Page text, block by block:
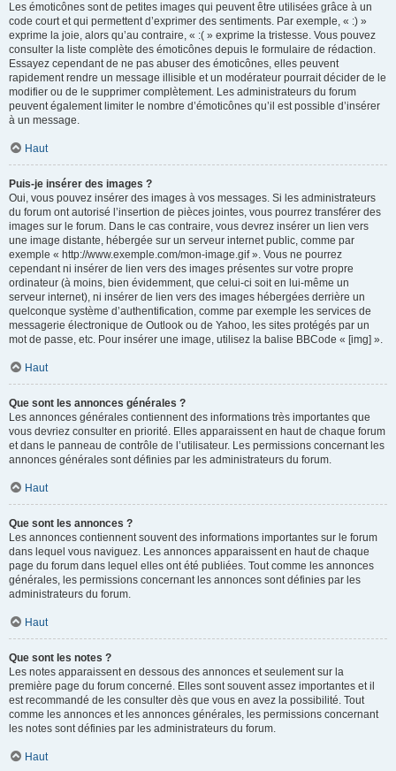
Les émoticônes sont de petites images qui peuvent être utilisées grâce à un
code court et qui permettent d’exprimer des sentiments. Par exemple, « :) »
exprime la joie, alors qu’au contraire, « :( » exprime la tristesse. Vous pouvez
consulter la liste complète des émoticônes depuis le formulaire de rédaction.
Essayez cependant de ne pas abuser des émoticônes, elles peuvent
rapidement rendre un message illisible et un modérateur pourrait décider de le
modifier ou de le supprimer complètement. Les administrateurs du forum
peuvent également limiter le nombre d’émoticônes qu’il est possible d’insérer
à un message.
Haut
Puis-je insérer des images ?
Oui, vous pouvez insérer des images à vos messages. Si les administrateurs
du forum ont autorisé l’insertion de pièces jointes, vous pourrez transférer des
images sur le forum. Dans le cas contraire, vous devrez insérer un lien vers
une image distante, hébergée sur un serveur internet public, comme par
exemple « http://www.exemple.com/mon-image.gif ». Vous ne pourrez
cependant ni insérer de lien vers des images présentes sur votre propre
ordinateur (à moins, bien évidemment, que celui-ci soit en lui-même un
serveur internet), ni insérer de lien vers des images hébergées derrière un
quelconque système d’authentification, comme par exemple les services de
messagerie électronique de Outlook ou de Yahoo, les sites protégés par un
mot de passe, etc. Pour insérer une image, utilisez la balise BBCode « [img] ».
Haut
Que sont les annonces générales ?
Les annonces générales contiennent des informations très importantes que
vous devriez consulter en priorité. Elles apparaissent en haut de chaque forum
et dans le panneau de contrôle de l’utilisateur. Les permissions concernant les
annonces générales sont définies par les administrateurs du forum.
Haut
Que sont les annonces ?
Les annonces contiennent souvent des informations importantes sur le forum
dans lequel vous naviguez. Les annonces apparaissent en haut de chaque
page du forum dans lequel elles ont été publiées. Tout comme les annonces
générales, les permissions concernant les annonces sont définies par les
administrateurs du forum.
Haut
Que sont les notes ?
Les notes apparaissent en dessous des annonces et seulement sur la
première page du forum concerné. Elles sont souvent assez importantes et il
est recommandé de les consulter dès que vous en avez la possibilité. Tout
comme les annonces et les annonces générales, les permissions concernant
les notes sont définies par les administrateurs du forum.
Haut